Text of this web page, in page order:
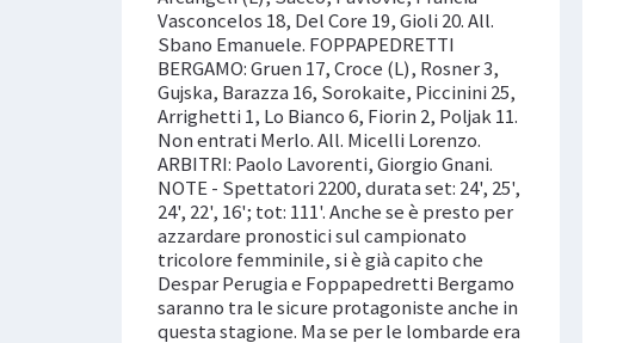
Vasconcelos 18, Del Core 19, Gioli 20. All.
Sbano Emanuele. FOPPAPEDRETTI
BERGAMO: Gruen 17, Croce (L), Rosner 3,
Gujska, Barazza 16, Sorokaite, Piccinini 25,
Arrighetti 1, Lo Bianco 6, Fiorin 2, Poljak 11.
Non entrati Merlo. All. Micelli Lorenzo.
ARBITRI: Paolo Lavorenti, Giorgio Gnani.
NOTE - Spettatori 2200, durata set: 24', 25',
24', 22', 16'; tot: 111'. Anche se è presto per
azzardare pronostici sul campionato
tricolore femminile, si è già capito che
Despar Perugia e Foppapedretti Bergamo
saranno tra le sicure protagoniste anche in
questa stagione. Ma se per le lombarde era